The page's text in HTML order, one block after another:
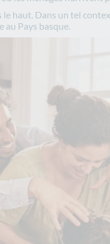
haut. Dans un tel
au Pays basque.